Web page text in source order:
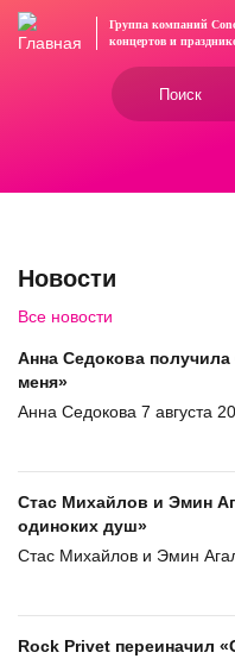
Перейти
Группа компаний
концертови
Новости
Все новости
Анна Седокова
меня»
Анна Седокова 7 августа
Стас Михайлов и Эмин
одиноких душ»
Стас Михайлов и Эмин
Rock Privet переиначил